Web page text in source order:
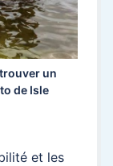
un
de Isle
et les